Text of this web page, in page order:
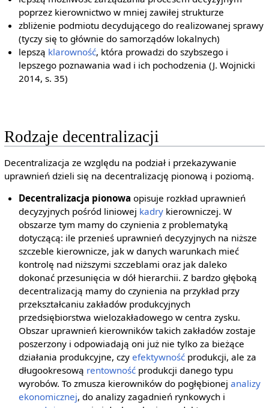
poprzez kierownictwo w mniej zawiłej strukturze
zbliżenie podmiotu decydującego do realizowanej sprawy
(tyczy się to głównie do samorządów lokalnych)
lepszą klarowność, która prowadzi do szybszego i
lepszego poznawania wad i ich pochodzenia (J. Wojnicki
2014, s. 35)
Rodzaje decentralizacji
Decentralizacja ze względu na podział i przekazywanie
uprawnień dzieli się na decentralizację pionową i poziomą.
Decentralizacja pionowa opisuje rozkład uprawnień
decyzyjnych pośród liniowej kadry kierowniczej. W
obszarze tym mamy do czynienia z problematyką
dotyczącą: ile przenieś uprawnień decyzyjnych na niższe
szczeble kierownicze, jak w danych warunkach mieć
kontrolę nad niższymi szczeblami oraz jak daleko
dokonać przesunięcia w dół hierarchii. Z bardzo głęboką
decentralizacją mamy do czynienia na przykład przy
przekształcaniu zakładów produkcyjnych
przedsiębiorstwa wielozakładowego w centra zysku.
Obszar uprawnień kierowników takich zakładów zostaje
poszerzony i odpowiadają oni już nie tylko za bieżące
działania produkcyjne, czyefektywność produkcji, ale za
długookresową rentowność produkcji danego typu
wyrobów. To zmusza kierowników do pogłębionejanalizy
ekonomicznej, do analizy zagadnień rynkowych i